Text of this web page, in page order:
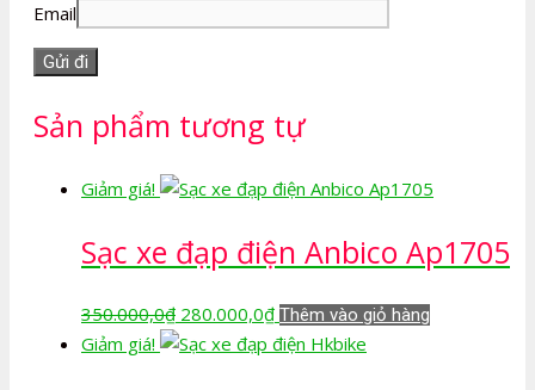
Email
Sản phẩm tương tự
Giảm giá!
Sạc xe đạp điện Anbico Ap1705
350.000,0₫ Giá
gốc
280.000,0₫Giá
hiện
Thêm vào giỏ hàng
Giảm giá!